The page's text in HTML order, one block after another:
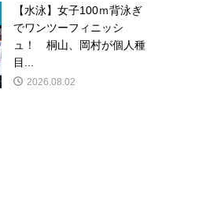
【水泳】女子100ｍ背泳ぎ
でワンツーフィニッシ
ュ！ 桐山、岡村が個人種
目...
2026.08.02